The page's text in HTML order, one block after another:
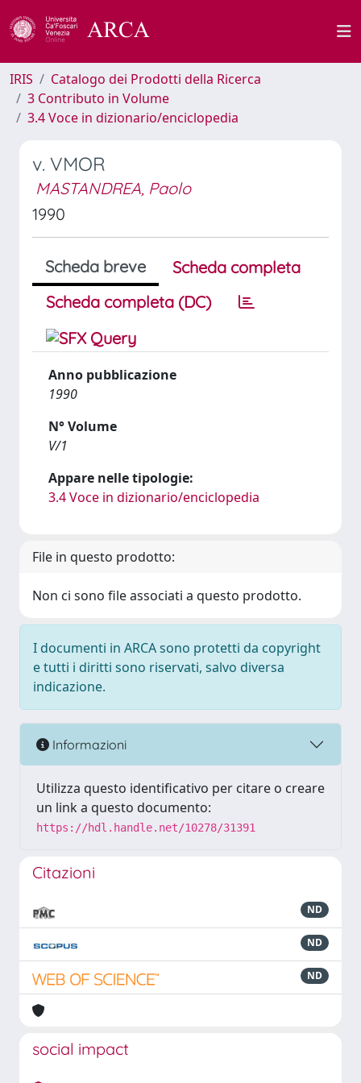
IRIS
Catalogo dei Prodotti della Ricerca
3 Contributo in Volume
3.4 Voce in dizionario/enciclopedia
v. VMOR
MASTANDREA, Paolo
1990
Scheda breve
Scheda completa
Scheda completa (DC)
Anno pubblicazione
1990
N° Volume
V/1
Appare nelle tipologie:
3.4 Voce in dizionario/enciclopedia
File in questo prodotto:
Non ci sono file associati a questo prodotto.
I documenti in ARCA sono protetti da copyright
e tutti i diritti sono riservati, salvo diversa
indicazione.
Informazioni
Utilizza questo identificativo per citare o creare
un link a questo documento:
https://hdl.handle.net/10278/31391
Citazioni
ND
ND
ND
social impact